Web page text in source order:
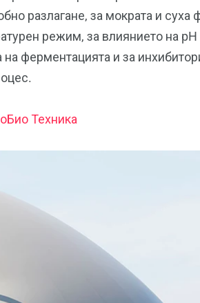
разлагане, за мократа и
режим, за влиянието на pH
ферментацията и за
Техника